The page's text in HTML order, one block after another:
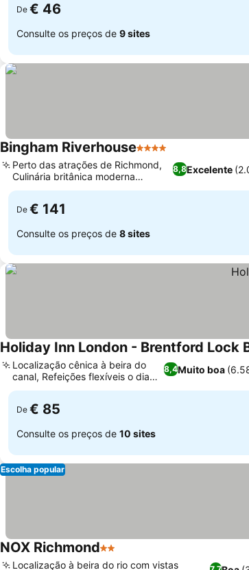
De € 46
Consulte os preços de 9 sites
Bingham Riverhouse4 Estrelas
8,8Excelente
Perto das atrações de Richmond,
Culinária britânica moderna
premiada
De € 141
Consulte os preços de 8 sites
Holiday Inn London - Brentford Lock
8,4Muito boa
Localização cênica à beira do
canal, Refeições flexíveis o dia
todo
De € 85
Consulte os preços de 10 sites
Escolha popular
NOX Richmond2 Estrelas
Localização à beira do rio com vistas